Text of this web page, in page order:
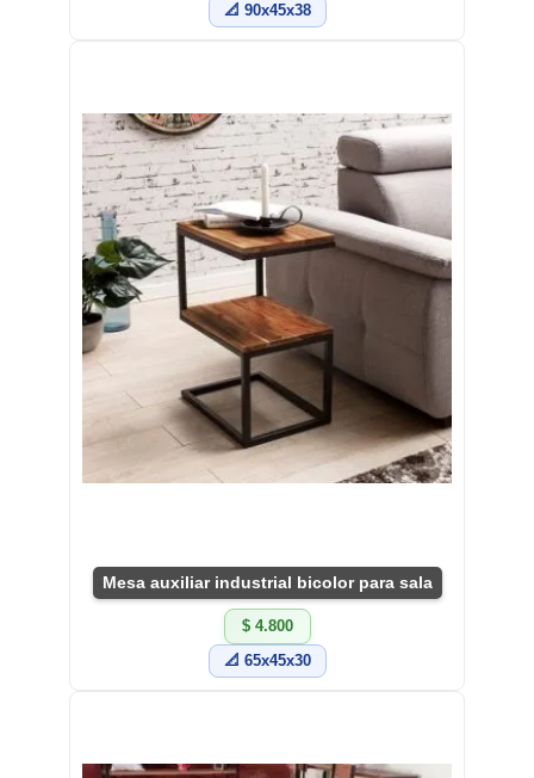
📐 90x45x38
Mesa auxiliar industrial bicolor para sala
$ 4.800
📐 65x45x30